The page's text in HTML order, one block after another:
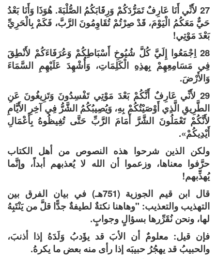
27 لأَنِّي أَنَا عَارِفٌ تَمَرُّدَكُمْ وَرِقَابَكُمُ الصُّلْبَةَ. هُوَذَا وَأَنَا بَعْدُ
حَيٌّ مَعَكُمُ الْيَوْمَ، قَدْ صِرْتُمْ تُقَاوِمُونَ الرَّبَّ، فَكَمْ بِالْحَرِيِّ
بَعْدَ مَوْتِي!
28 اِجْمَعُوا إِلَيَّ كُلَّ شُيُوخِ أَسْبَاطِكُمْ وَعُرَفَاءَكُمْ لأَنْطِقَ
فِي مَسَامِعِهِمْ بِهذِهِ الْكَلِمَاتِ، وَأُشْهِدَ عَلَيْهِمِ السَّمَاءَ
وَالأَرْضَ.
29 لأَنِّي عَارِفٌ أَنَّكُمْ بَعْدَ مَوْتِي تَفْسِدُونَ وَتَزِيغُونَ عَنِ
الطَّرِيقِ الَّذِي أَوْصَيْتُكُمْ بِهِ، وَيُصِيبُكُمُ الشَّرُّ فِي آخِرِ الأَيَّامِ
لأَنَّكُمْ تَعْمَلُونَ الشَّرَّ أَمَامَ الرَّبِّ حَتَّى تُغِيظُوهُ بِأَعْمَالِ
أَيْدِيكُمْ».
ولكن الذين شرحوا هذه النصوص من أهل الكتاب
حرَّفوا معناها، وزعموا أن الله لا يُعذبهم أبداً، وإنَّما
يُهذِّبهم!
قال ابن قيم الجوزية (751هـ) في بيان الفرق بين
التهذيب والتعذيب: "وهاهنا نكتةٌ لطيفةٌ جدًّا قلَّ من يَنْتَبِهُ
لها، ونحن نُقَرِّرها بسؤالٍ وجوابٍ.
فإن قيل: معلومٌ أن الأبَ قد يؤَدبُ وَلَدَهُ إذا أذنبَ،
والحبيبُ قد يهجُرُ حبيبَه إذا رأى منه بعض ما يكرهُ.